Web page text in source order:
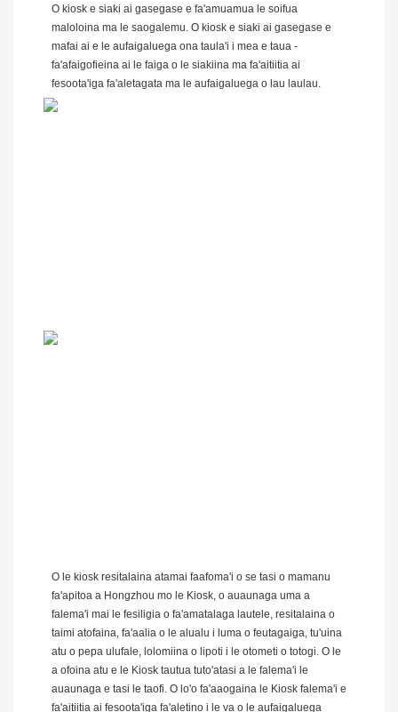
O kiosk e siaki ai gasegase e fa'amuamua le soifua
maloloina ma le saogalemu. O kiosk e siaki ai gasegase e
mafai ai e le aufaigaluega ona taula'i i mea e taua -
fa'afaigofieina ai le faiga o le siakiina ma fa'aitiitia ai
fesoota'iga fa'aletagata ma le aufaigaluega o lau laulau.
O le kiosk resitalaina atamai faafoma'i o se tasi o mamanu
fa'apitoa a Hongzhou mo le Kiosk, o auaunaga uma a
falema'i mai le fesiligia o fa'amatalaga lautele, resitalaina o
taimi atofaina, fa'aalia o le alualu i luma o feutagaiga, tu'uina
atu o pepa ulufale, lolomiina o lipoti i le otometi o totogi. O le
a ofoina atu e le Kiosk tautua tuto'atasi a le falema'i le
auaunaga e tasi le taofi. O lo'o fa'aaogaina le Kiosk falema'i e
fa'aitiitia ai fesoota'iga fa'aletino i le va o le aufaigaluega